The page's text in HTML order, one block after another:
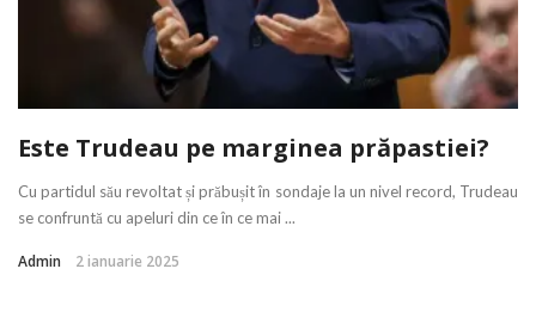
Este Trudeau pe marginea prăpastiei?
Cu partidul său revoltat și prăbușit în sondaje la un nivel record, Trudeau
se confruntă cu apeluri din ce în ce mai ...
Admin 2 ianuarie 2025